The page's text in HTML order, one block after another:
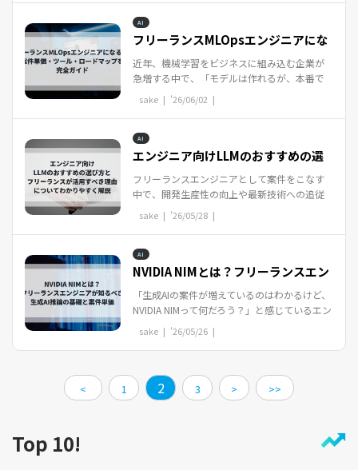
AI
フリーランスMLOpsエンジニアにな
近年、機械学習をビジネスに組み込む企業が
急増する中で、「モデルは作れるが、本番で
安定して動かせない」という課題が多くの現
場で顕在化しています。データサイエンティ
ス...
sake | '26/06/02 |
AI
エンジニア向けLLMのおすすめの選
フリーランスエンジニアとして案件をこなす
中で、開発生産性の向上や最新技術への追従
に課題を感じていませんか。近年、LLMの進化
は目覚ましく、エンジニアの実務に不可欠な...
sake | '26/05/28 |
AI
NVIDIA NIMとは？フリーランスエン
「生成AIの案件が増えているのはわかるけど、
NVIDIA NIMって何だろう？」と感じているエン
ジニアも多いのではないでしょうか。GPUや
LLMという言葉は耳慣れてきた一方で、実際...
sake | '26/05/26 |
< 1 2 3 > >>
Top 10!